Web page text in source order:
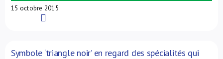
15 octobre 2015
Symbole ‘triangle noir’ en regard des spécialités qui